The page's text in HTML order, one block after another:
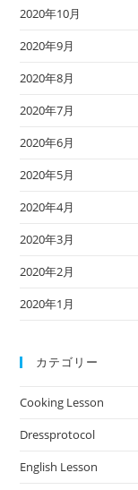
2020年10月
2020年9月
2020年8月
2020年7月
2020年6月
2020年5月
2020年4月
2020年3月
2020年2月
2020年1月
カテゴリー
Cooking Lesson
Dressprotocol
English Lesson